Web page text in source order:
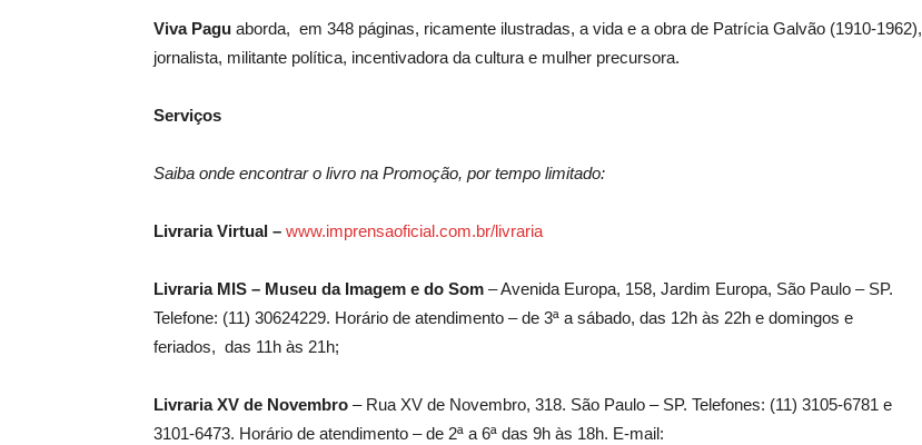
Viva Pagu aborda, em 348 páginas, ricamente ilustradas, a vida e a obra de Patrícia Galvão (1910-1962),
jornalista, militante política, incentivadora da cultura e mulher precursora.
Serviços
Saiba onde encontrar o livro na Promoção, por tempo limitado:
Livraria Virtual – www.imprensaoficial.com.br/livraria
Livraria MIS – Museu da Imagem e do Som – Avenida Europa, 158, Jardim Europa, São Paulo – SP.
Telefone: (11) 30624229. Horário de atendimento – de 3ª a sábado, das 12h às 22h e domingos e
feriados, das 11h às 21h;
Livraria XV de Novembro – Rua XV de Novembro, 318. São Paulo – SP. Telefones: (11) 3105-6781 e
3101-6473. Horário de atendimento – de 2ª a 6ª das 9h às 18h. E-mail: